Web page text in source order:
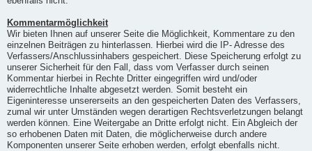
Kommentarmöglichkeit
Wir bieten Ihnen auf unserer Seite die Möglichkeit, Kommentare zu den
einzelnen Beiträgen zu hinterlassen. Hierbei wird die IP- Adresse des
Verfassers/Anschlussinhabers gespeichert. Diese Speicherung erfolgt zu
unserer Sicherheit für den Fall, dass vom Verfasser durch seinen
Kommentar hierbei in Rechte Dritter eingegriffen wird und/oder
widerrechtliche Inhalte abgesetzt werden. Somit besteht ein
Eigeninteresse unsererseits an den gespeicherten Daten des Verfassers,
zumal wir unter Umständen wegen derartigen Rechtsverletzungen belangt
werden können. Eine Weitergabe an Dritte erfolgt nicht. Ein Abgleich der
so erhobenen Daten mit Daten, die möglicherweise durch andere
Komponenten unserer Seite erhoben werden, erfolgt ebenfalls nicht.